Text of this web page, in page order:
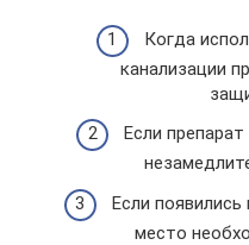
Когда
канализации
Если
Если
место